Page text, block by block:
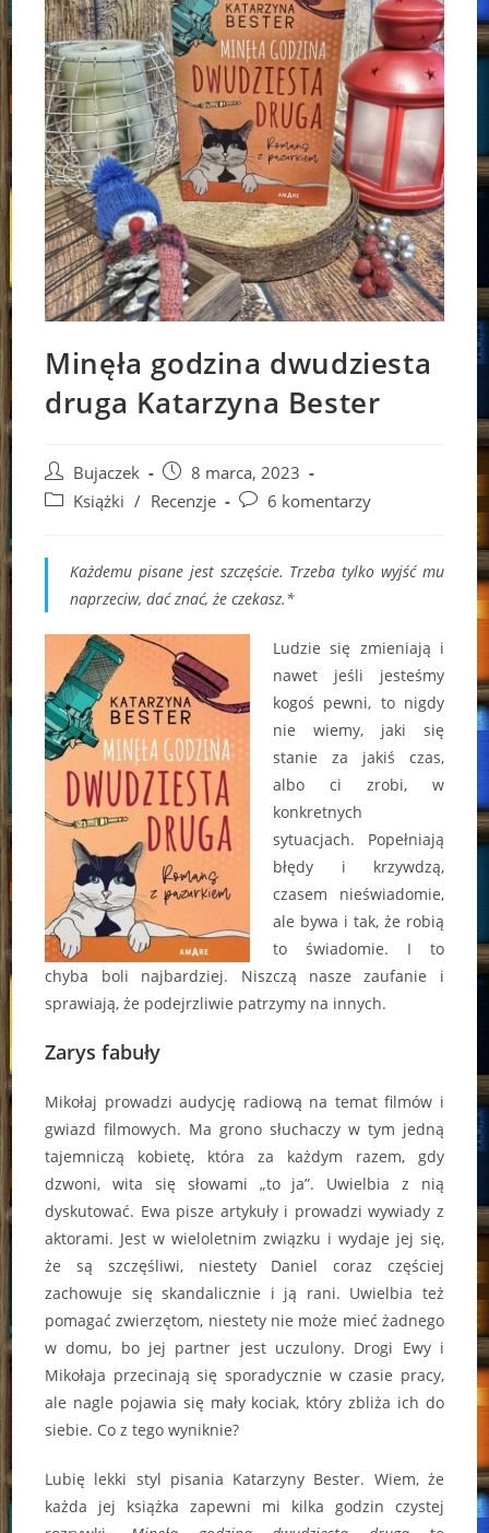
Minęła godzina dwudziesta
druga Katarzyna Bester
Post
author:
Bujaczek
Post
published:
8 marca, 2023
PostKsiążki / Recenzje
Post6 komentarzy
Każdemu pisane jest szczęście. Trzeba tylko wyjść mu
naprzeciw, dać znać, że czekasz.*
Ludzie się zmieniają i
nawet jeśli jesteśmy
kogoś pewni, to nigdy
nie wiemy, jaki się
stanie za jakiś czas,
albo ci zrobi, w
konkretnych
sytuacjach. Popełniają
błędy i krzywdzą,
czasem nieświadomie,
ale bywa i tak, że robią
to świadomie. I to
chyba boli najbardziej. Niszczą nasze zaufanie i
sprawiają, że podejrzliwie patrzymy na innych.
Zarys fabuły
Mikołaj prowadzi audycję radiową na temat filmów i
gwiazd filmowych. Ma grono słuchaczy w tym jedną
tajemniczą kobietę, która za każdym razem, gdy
dzwoni, wita się słowami „to ja”. Uwielbia z nią
dyskutować. Ewa pisze artykuły i prowadzi wywiady z
aktorami. Jest w wieloletnim związku i wydaje jej się,
że są szczęśliwi, niestety Daniel coraz częściej
zachowuje się skandalicznie i ją rani. Uwielbia też
pomagać zwierzętom, niestety nie może mieć żadnego
w domu, bo jej partner jest uczulony. Drogi Ewy i
Mikołaja przecinają się sporadycznie w czasie pracy,
ale nagle pojawia się mały kociak, który zbliża ich do
siebie. Co z tego wyniknie?
Lubię lekki styl pisania Katarzyny Bester. Wiem, że
każda jej książka zapewni mi kilka godzin czystej